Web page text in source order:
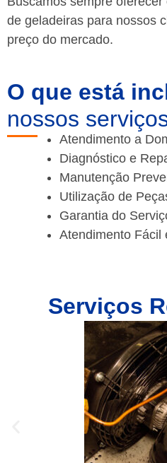
de geladeiras para nossos
preço do mercado.
O que está
nossos
Atendimento a
Diagnóstico e
Manutenção
Utilização de
Garantia do
Atendimento Fácil
Serviços